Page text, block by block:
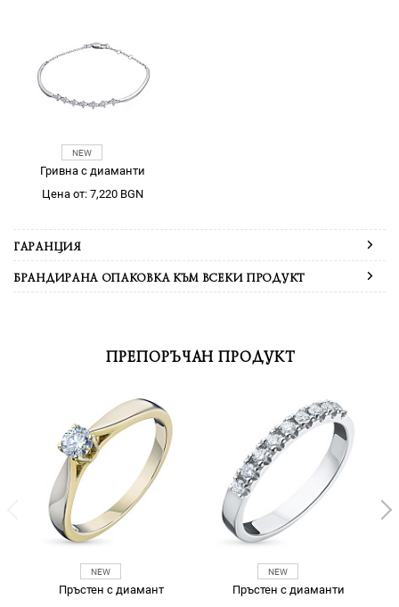
Гривна с диаманти
Цена от: 7,220 BGN
ГАРАНЦИЯ
БРАНДИРАНА ОПАКОВКА КЪМ ВСЕКИ ПРОДУКТ
ПРЕПОРЪЧАН ПРОДУКТ
Пръстен с диамант
Пръстен с диаманти